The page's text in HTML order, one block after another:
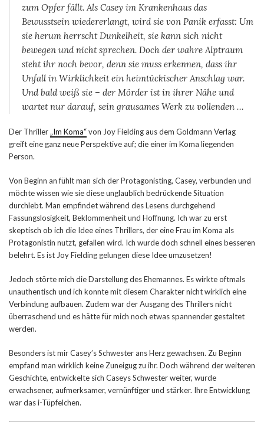
zum Opfer fällt. Als Casey im Krankenhaus das
Bewusstsein wiedererlangt, wird sie von Panik erfasst: Um
sie herum herrscht Dunkelheit, sie kann sich nicht
bewegen und nicht sprechen. Doch der wahre Alptraum
steht ihr noch bevor, denn sie muss erkennen, dass ihr
Unfall in Wirklichkeit ein heimtückischer Anschlag war.
Und bald weiß sie – der Mörder ist in ihrer Nähe und
wartet nur darauf, sein grausames Werk zu vollenden …
Der Thriller „Im Koma“von Joy Fielding aus dem Goldmann Verlag
greift eine ganz neue Perspektive auf; die einer im Koma liegenden
Person.
Von Beginn an fühlt man sich der Protagonisting, Casey, verbunden und
möchte wissen wie sie diese unglaublich bedrückende Situation
durchlebt. Man empfindet während des Lesens durchgehend
Fassungslosigkeit, Beklommenheit und Hoffnung. Ich war zu erst
skeptisch ob ich die Idee eines Thrillers, der eine Frau im Koma als
Protagonistin nutzt, gefallen wird. Ich wurde doch schnell eines besseren
belehrt. Es ist Joy Fielding gelungen diese Idee umzusetzen!
Jedoch störte mich die Darstellung des Ehemannes. Es wirkte oftmals
unauthentisch und ich konnte mit diesem Charakter nicht wirklich eine
Verbindung aufbauen. Zudem war der Ausgang des Thrillers nicht
überraschend und es hätte für mich noch etwas spannender gestaltet
werden.
Besonders ist mir Casey’s Schwester ans Herz gewachsen. Zu Beginn
empfand man wirklich keine Zuneigug zu ihr. Doch während der weiteren
Geschichte, entwickelte sich Caseys Schwester weiter, wurde
erwachsener, aufmerksamer, vernünftiger und stärker. Ihre Entwicklung
war das i-Tüpfelchen.